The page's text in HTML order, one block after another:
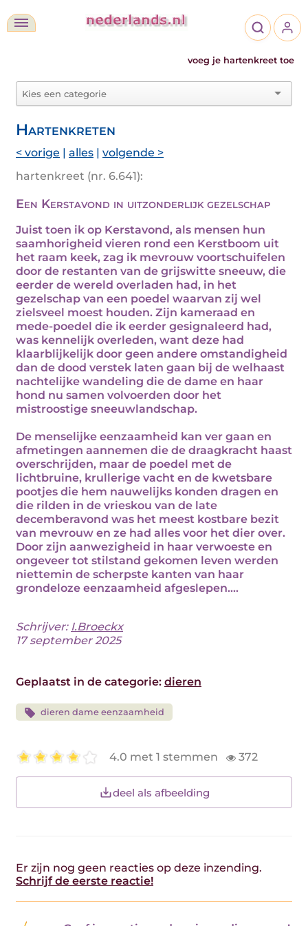
voeg je hartenkreet toe
Hartenkreten
< vorige | alles | volgende >
hartenkreet (nr. 6.641):
Een Kerstavond in uitzonderlijk gezelschap
Juist toen ik op Kerstavond, als mensen hun
saamhorigheid vieren rond een Kerstboom uit
het raam keek, zag ik mevrouw voortschuifelen
door de restanten van de grijswitte sneeuw, die
eerder de wereld overladen had, in het
gezelschap van een poedel waarvan zij wel
zielsveel moest houden. Zijn kameraad en
mede-poedel die ik eerder gesignaleerd had,
was kennelijk overleden, want deze had
klaarblijkelijk door geen andere omstandigheid
dan de dood verstek laten gaan bij de welhaast
nachtelijke wandeling die de dame en haar
hond nu samen volvoerden door het
mistroostige sneeuwlandschap.
De menselijke eenzaamheid kan ver gaan en
afmetingen aannemen die de draagkracht haast
overschrijden, maar de poedel met de
lichtbruine, krullerige vacht en de kwetsbare
pootjes die hem nauwelijks konden dragen en
die rilden in de vrieskou van de late
decemberavond was het meest kostbare bezit
van mevrouw en ze had alles voor het dier over.
Door zijn aanwezigheid in haar verwoeste en
ongeveer tot stilstand gekomen leven werden
niettemin de scherpste kanten van haar
grondeloze eenzaamheid afgeslepen....
Schrijver: I.Broeckx
17 september 2025
Geplaatst in de categorie: dieren
dieren dame eenzaamheid
4.0 met 1 stemmen 372
deel als afbeelding
Er zijn nog geen reacties op deze inzending.
Schrijf de eerste reactie!